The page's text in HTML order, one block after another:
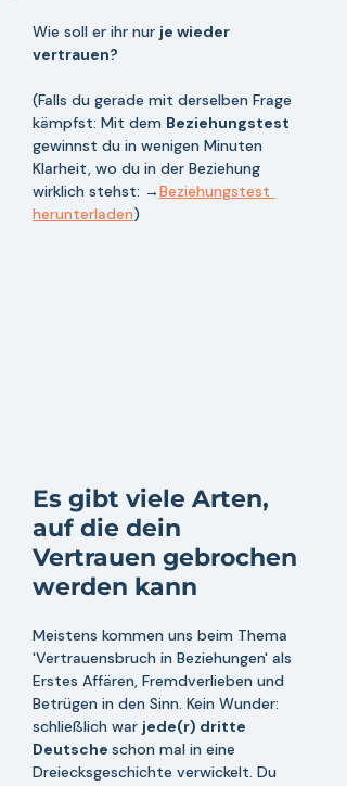
Wie soll er ihr nur je wieder
vertrauen?
(Falls du gerade mit derselben Frage
kämpfst: Mit dem Beziehungstest
gewinnst du in wenigen Minuten
Klarheit, wo du in der Beziehung
wirklich stehst: →Beziehungstest
herunterladen)
Es gibt viele Arten,
auf die dein
Vertrauen gebrochen
werden kann
Meistens kommen uns beim Thema
'Vertrauensbruch in Beziehungen' als
Erstes Affären, Fremdverlieben und
Betrügen in den Sinn. Kein Wunder:
schließlich war jede(r) dritte
Deutsche schon mal in eine
Dreiecksgeschichte verwickelt. Du